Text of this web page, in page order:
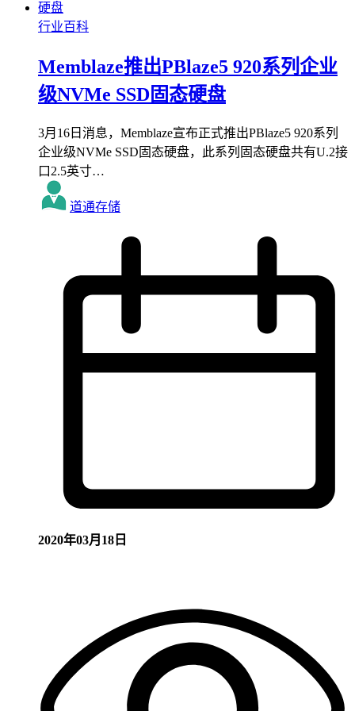
行业百科
Memblaze推出PBlaze5 920系列企业
级NVMe SSD固态硬盘
3月16日消息，Memblaze宣布正式推出PBlaze5 920系列
企业级NVMe SSD固态硬盘，此系列固态硬盘共有U.2接
口2.5英寸…
道通存储
2020年03月18日